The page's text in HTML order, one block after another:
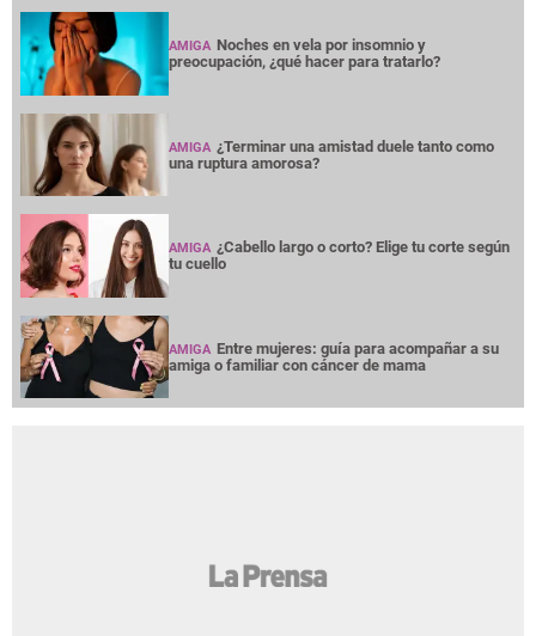
AMIGA Noches en vela por insomnio y
preocupación, ¿qué hacer para tratarlo?
AMIGA ¿Terminar una amistad duele tanto como
una ruptura amorosa?
AMIGA ¿Cabello largo o corto? Elige tu corte según
tu cuello
AMIGA Entre mujeres: guía para acompañar a su
amiga o familiar con cáncer de mama